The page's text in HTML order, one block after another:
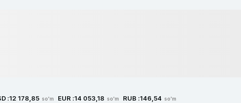
:12 178,85 so'm EUR :14 053,18 so'm RUB :146,54 so'm